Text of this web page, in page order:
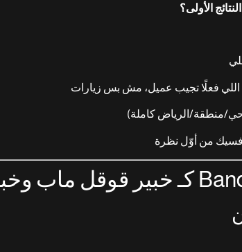
الأولى؟
اللي فعلًا تجيب عميل، مش بس زيارات
منطقة/الرياض كاملة)
من أوّل نظرة